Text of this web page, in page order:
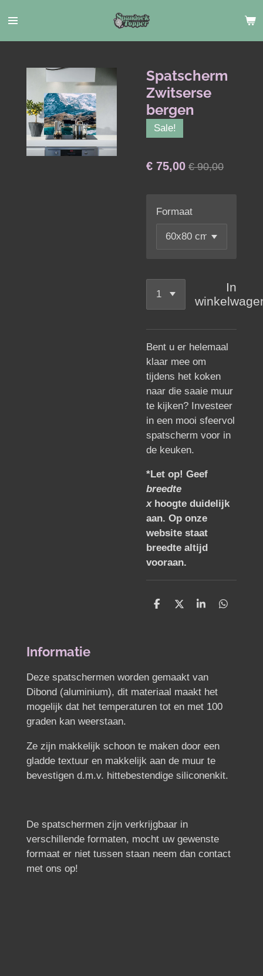
direct
naar
hoofdinhoud
Spatscherm
Zwitserse
bergen
Sale!
€ 75,00 € 90,00
Formaat
In
Bent u er helemaal
klaar mee om
tijdens het koken
naar die saaie muur
te kijken? Investeer
in een mooi sfeervol
spatscherm voor in
de keuken.
*Let op! Geef
breedte
x hoogte duidelijk
aan. Op onze
website staat
breedte altijd
vooraan.
D
D
S
D
Informatie
Deze spatschermen worden gemaakt van
Dibond (aluminium), dit materiaal maakt het
mogelijk dat het temperaturen tot en met 100
graden kan weerstaan.
Ze zijn makkelijk schoon te maken door een
gladde textuur en makkelijk aan de muur te
bevestigen d.m.v. hittebestendige siliconenkit.
De spatschermen zijn verkrijgbaar in
verschillende formaten, mocht uw gewenste
formaat er niet tussen staan neem dan contact
met ons op!